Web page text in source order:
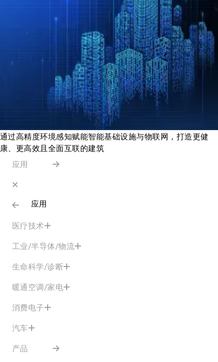
通过高精度环境感知赋能智能基础设施与物联网，打造更健
康、更高效且全面互联的建筑
应用
应用
医疗技术
工业/半导体/物流
生命科学/诊断
暖通空调/家电
消费电子
汽车
产品